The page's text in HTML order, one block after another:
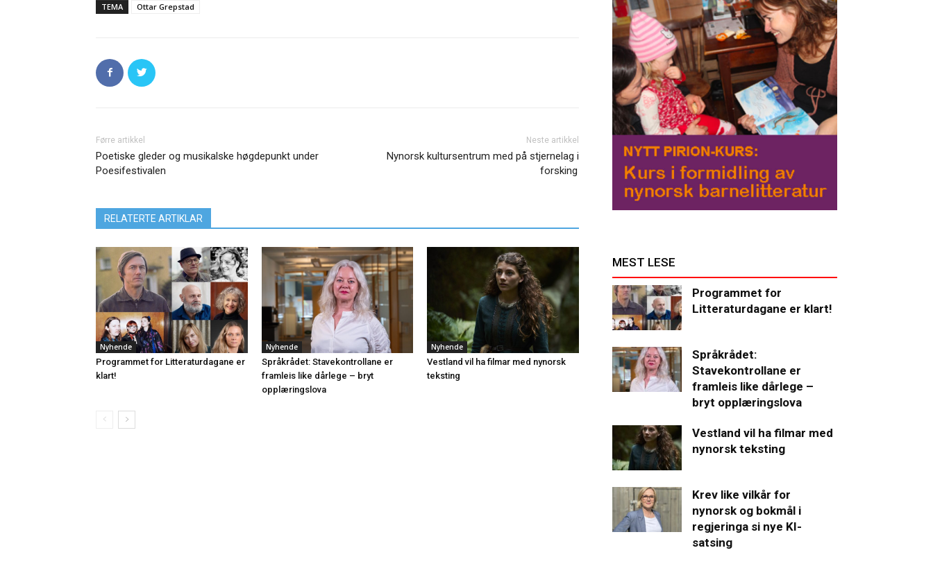
TEMA Ottar Grepstad
Førre artikkel
Poetiske gleder og musikalske høgdepunkt under
Poesifestivalen
Neste artikkel
Nynorsk kultursentrum med på stjernelag i
forsking
RELATERTE ARTIKLAR
Nyhende
Programmet for Litteraturdagane er
klart!
Nyhende
Språkrådet: Stavekontrollane er
framleis like dårlege – bryt
opplæringslova
Nyhende
Vestland vil ha filmar med nynorsk
teksting
MEST LESE
Programmet for
Litteraturdagane er klart!
Språkrådet:
Stavekontrollane er
framleis like dårlege –
bryt opplæringslova
Vestland vil ha filmar med
nynorsk teksting
Krev like vilkår for
nynorsk og bokmål i
regjeringa si nye KI-
satsing